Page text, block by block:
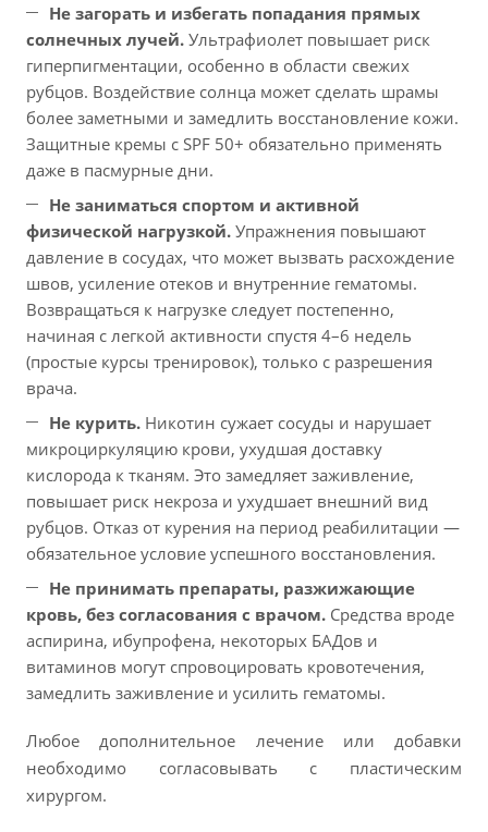
Не загорать и избегать попадания прямых
солнечных лучей. Ультрафиолет повышает риск
гиперпигментации, особенно в области свежих
рубцов. Воздействие солнца может сделать шрамы
более заметными и замедлить восстановление кожи.
Защитные кремы с SPF 50+ обязательно применять
даже в пасмурные дни.
Не заниматься спортом и активной
физической нагрузкой. Упражнения повышают
давление в сосудах, что может вызвать расхождение
швов, усиление отеков и внутренние гематомы.
Возвращаться к нагрузке следует постепенно,
начиная с легкой активности спустя 4–6 недель
(простые курсы тренировок), только с разрешения
врача.
Не курить. Никотин сужает сосуды и нарушает
микроциркуляцию крови, ухудшая доставку
кислорода к тканям. Это замедляет заживление,
повышает риск некроза и ухудшает внешний вид
рубцов. Отказ от курения на период реабилитации —
обязательное условие успешного восстановления.
Не принимать препараты, разжижающие
кровь, без согласования с врачом. Средства вроде
аспирина, ибупрофена, некоторых БАДов и
витаминов могут спровоцировать кровотечения,
замедлить заживление и усилить гематомы.
Любое дополнительное лечение или добавки
необходимо согласовывать с пластическим
хирургом.